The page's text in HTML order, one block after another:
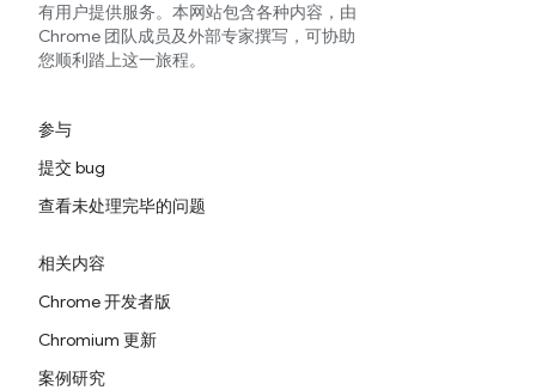
有用户提供服务。本网站包含各种内容，由
Chrome 团队成员及外部专家撰写，可协助
您顺利踏上这一旅程。
参与
提交 bug
查看未处理完毕的问题
相关内容
Chrome 开发者版
Chromium 更新
案例研究